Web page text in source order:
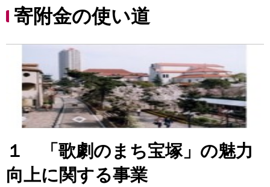
寄附金の使い道
１ 「歌劇のまち宝塚」の魅力
向上に関する事業